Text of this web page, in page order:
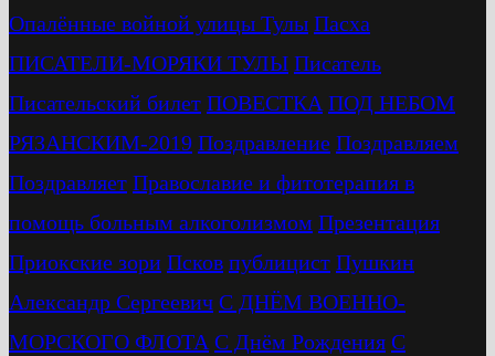
Опалённые войной улицы Тулы Пасха
ПИСАТЕЛИ-МОРЯКИ ТУЛЫ Писатель
Писательский билет ПОВЕСТКА ПОД НЕБОМ
РЯЗАНСКИМ-2019 Поздравление Поздравляем
Поздравляет Православие и фитотерапия в
помощь больным алкоголизмом Презентация
Приокские зори Псков публицист Пушкин
Александр Сергеевич С ДНЁМ ВОЕННО-
МОРСКОГО ФЛОТА С Днём Рождения С